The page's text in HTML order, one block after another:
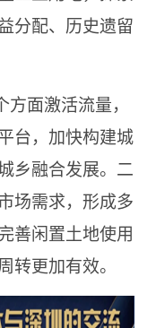
分配、历史遗留
面激活流量，
台，加快构建城
乡融合发展。二
场需求，形成多
善闲置土地使用
转更加有效。